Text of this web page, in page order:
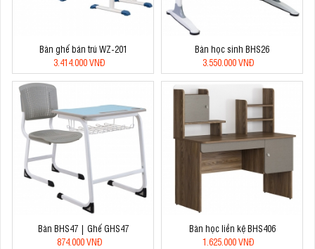
Bàn ghế bán trú WZ-201
3.414.000 VNĐ
Bàn học sinh BHS26
3.550.000 VNĐ
Bàn BHS47 | Ghế GHS47
874.000 VNĐ
Bàn học liền kệ BHS406
1.625.000 VNĐ